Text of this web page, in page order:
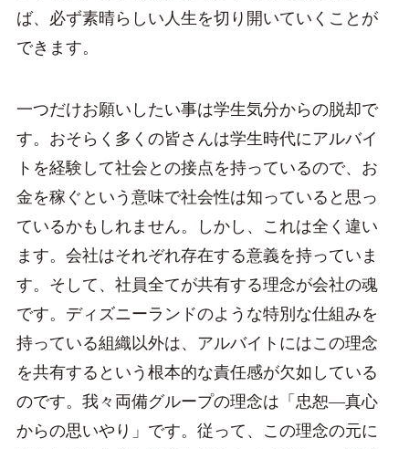
ば、必ず素晴らしい人生を切り開いていくことが
できます。
一つだけお願いしたい事は学生気分からの脱却で
す。おそらく多くの皆さんは学生時代にアルバイ
トを経験して社会との接点を持っているので、お
金を稼ぐという意味で社会性は知っていると思っ
ているかもしれません。しかし、これは全く違い
ます。会社はそれぞれ存在する意義を持っていま
す。そして、社員全てが共有する理念が会社の魂
です。ディズニーランドのような特別な仕組みを
持っている組織以外は、アルバイトにはこの理念
を共有するという根本的な責任感が欠如している
のです。我々両備グループの理念は「忠恕―真心
からの思いやり」です。従って、この理念の元に